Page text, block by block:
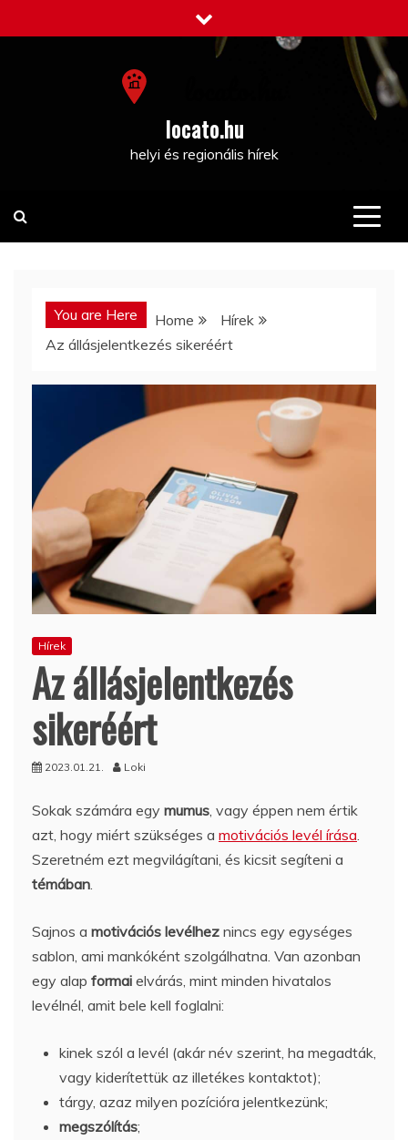
to
locato.hu
helyi és regionális hírek
You are Here Home
Hírek
Az állásjelentkezés sikeréért
Hírek
Az állásjelentkezés
sikeréért
2023.01.21. Loki
Sokak számára egy mumus , vagy éppen nem értik
azt, hogy miért szükséges a motivációs levél írása
Szeretném ezt megvilágítani, és kicsit segíteni a
témában
Sajnos a motivációs levélhez nincs egy egységes
sablon, ami mankóként szolgálhatna. Van azonban
egy alap formai elvárás, mint minden hivatalos
levélnél, amit bele kell foglalni:
kinek szól a levél (akár név szerint, ha megadták,
vagy kiderítettük az illetékes kontaktot);
tárgy, azaz milyen pozícióra jelentkezünk;
megszólítás;